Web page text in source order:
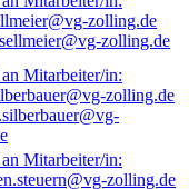
zolling.de